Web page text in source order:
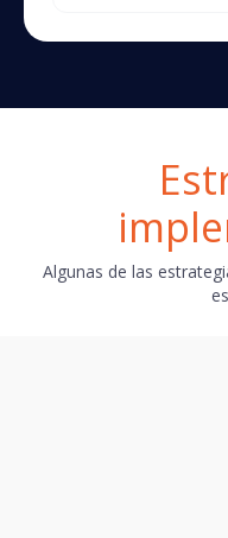
Algunas de las